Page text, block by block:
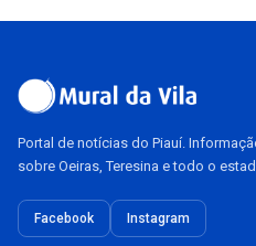
Portal de notícias do Piauí.
sobre Oeiras, Teresina e todo o
Facebook Instagram